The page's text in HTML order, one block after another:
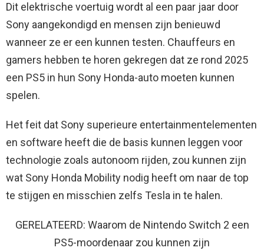
Dit elektrische voertuig wordt al een paar jaar door
Sony aangekondigd en mensen zijn benieuwd
wanneer ze er een kunnen testen. Chauffeurs en
gamers hebben te horen gekregen dat ze rond 2025
een PS5 in hun Sony Honda-auto moeten kunnen
spelen.
Het feit dat Sony superieure entertainmentelementen
en software heeft die de basis kunnen leggen voor
technologie zoals autonoom rijden, zou kunnen zijn
wat Sony Honda Mobility nodig heeft om naar de top
te stijgen en misschien zelfs Tesla in te halen.
GERELATEERD: Waarom de Nintendo Switch 2 een
PS5-moordenaar zou kunnen zijn